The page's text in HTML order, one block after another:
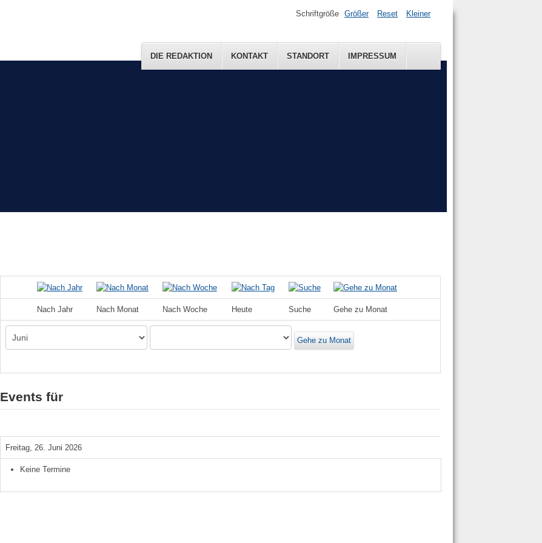
Schriftgröße Größer Reset Kleiner
DIE REDAKTION KONTAKT STANDORT IMPRESSUM
Nach Jahr Nach Monat Nach Woche Heute Suche Gehe zu Monat
Gehe zu Monat
Events für
Freitag, 26. Juni 2026
Keine Termine